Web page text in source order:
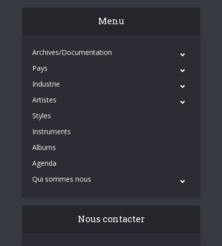
Menu
Archives/Documentation
Pays
Industrie
Artistes
Styles
Instruments
Albums
Agenda
Qui sommes nous
Nous contacter